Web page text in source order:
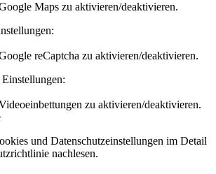
Maps zu aktivieren/deaktivieren.
reCaptcha zu aktivieren/deaktivieren.
zu aktivieren/deaktivieren.
und Datenschutzeinstellungen im Detail
nachlesen.